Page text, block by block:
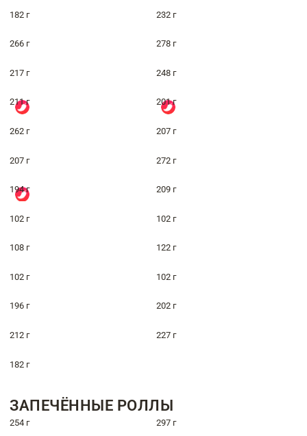
182 г 232 г
266 г 278 г
217 г 248 г
211 г 201 г
262 г 207 г
207 г 272 г
194 г 209 г
102 г 102 г
108 г 122 г
102 г 102 г
196 г 202 г
212 г 227 г
182 г
ЗАПЕЧЁННЫЕ РОЛЛЫ
254 г 297 г